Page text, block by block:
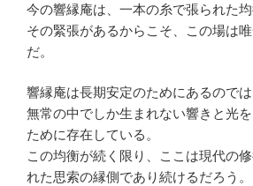
今の響縁庵は、一本の糸で張られた均
その緊張があるからこそ、この場は
だ。
響縁庵は長期安定のためにあるのでは
無常の中でしか生まれない響きと光
ために存在している。
この均衡が続く限り、ここは現代の
れた思索の縁側であり続けるだろう。